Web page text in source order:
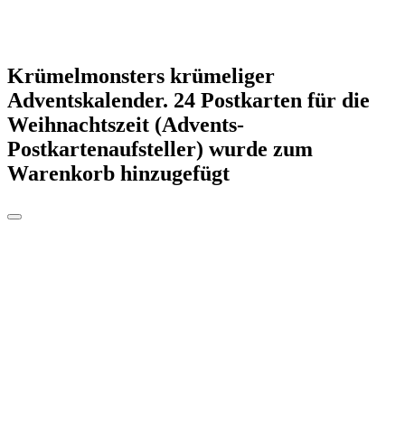
Krümelmonsters krümeliger
Adventskalender. 24 Postkarten für die
Weihnachtszeit (Advents-
Postkartenaufsteller) wurde zum
Warenkorb hinzugefügt